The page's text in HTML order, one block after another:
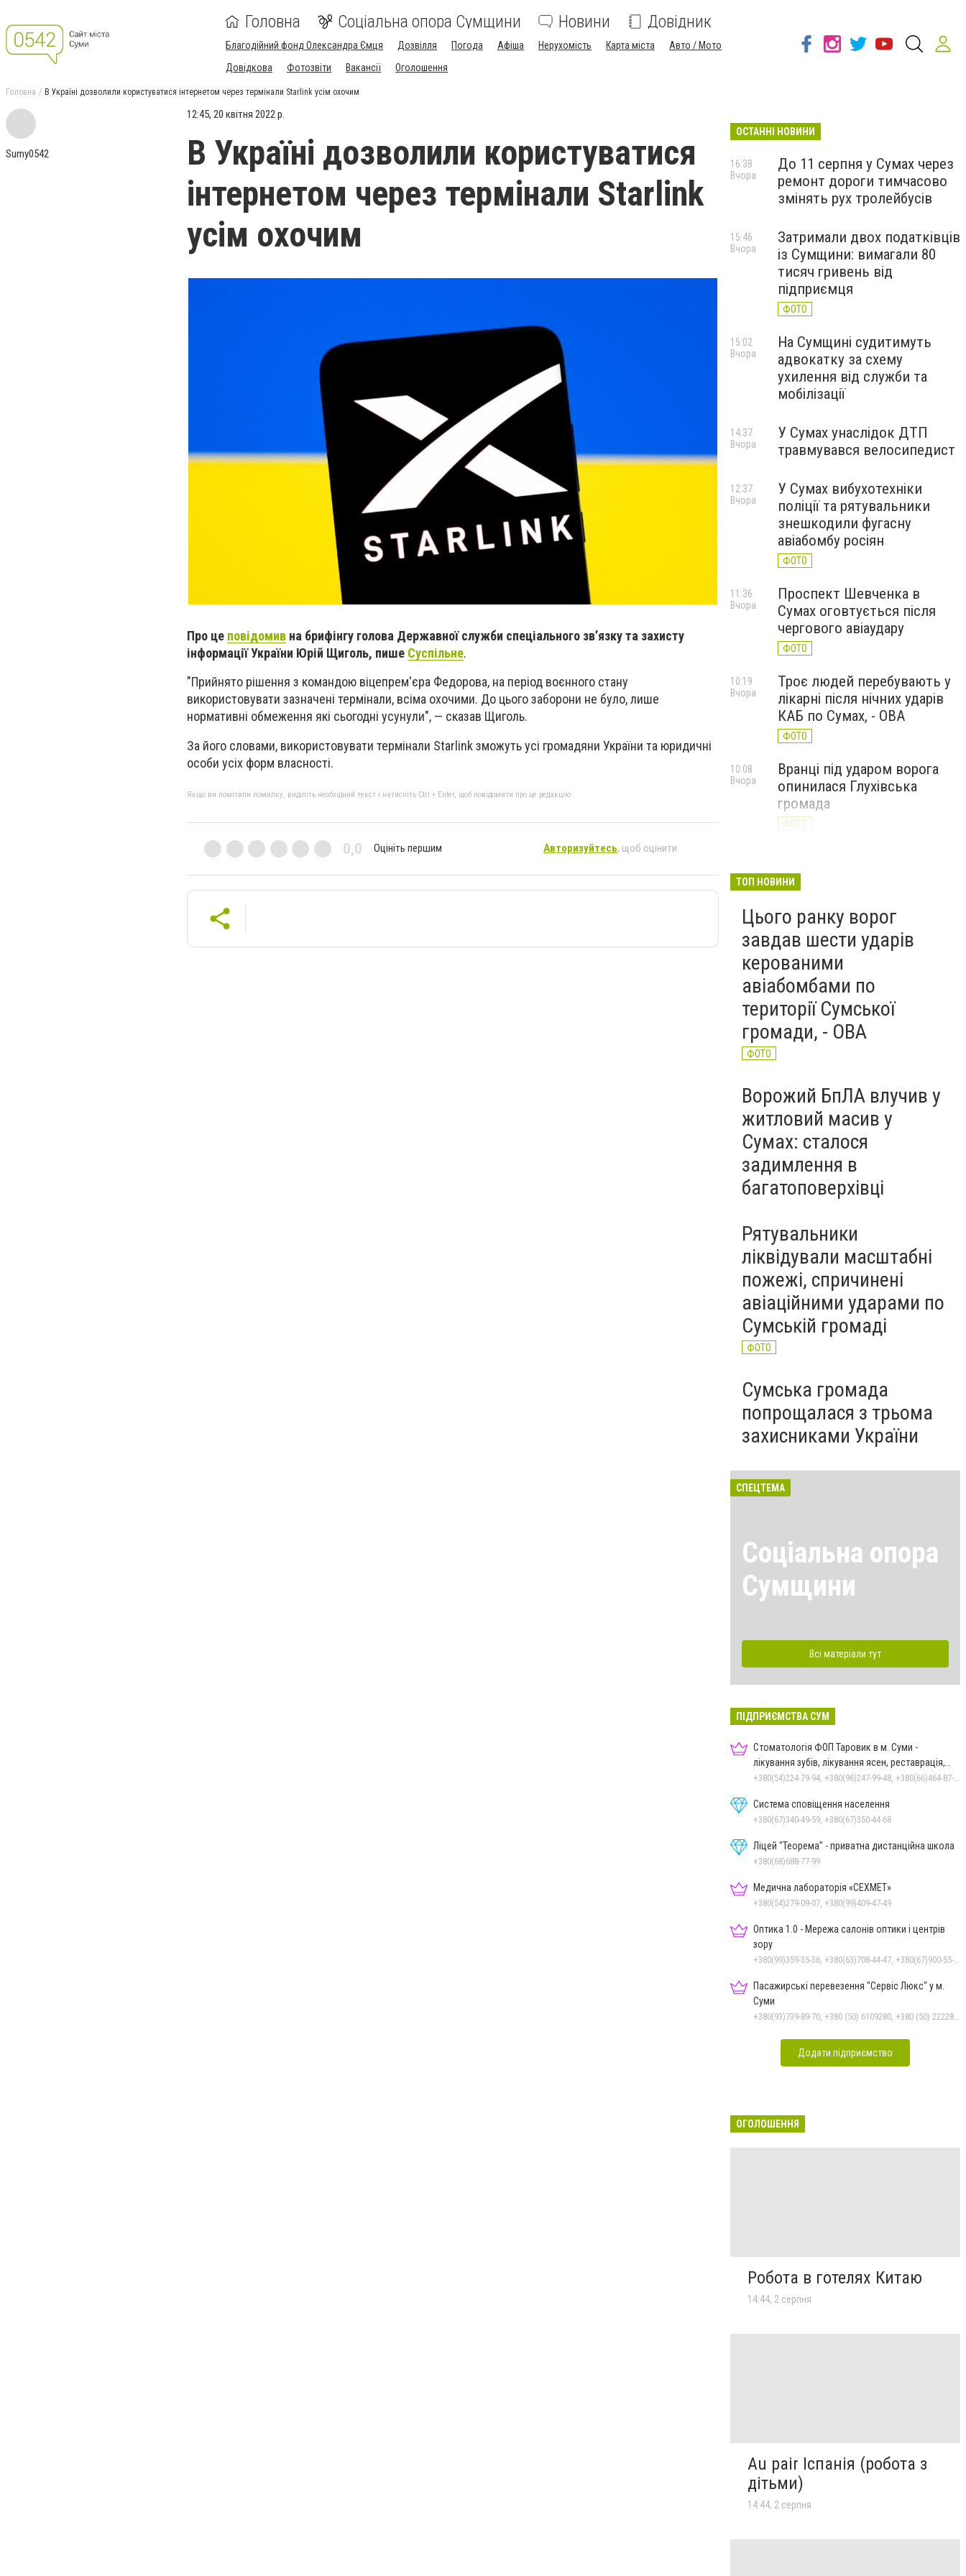
Головна Соціальна опора Сумщини Новини Довідник
Благодійний фонд Олександра Ємця Дозвілля Погода Афіша Нерухомість Карта міста
Авто / Мото
Довідкова
Фотозвіти Вакансії Оголошення
Головна В Україні дозволили користуватися інтернетом через термінали Starlink усім охочим
Sumy0542
12:45, 20 квітня 2022 р.
В Україні дозволили користуватися
інтернетом через термінали Starlink
усім охочим
Про це повідомив на брифінгу голова Державної служби спеціального зв’язку та захисту
інформації України Юрій Щиголь, пише Суспільне.
"Прийнято рішення з командою віцепрем'єра Федорова, на період воєнного стану
використовувати зазначені термінали, всіма охочими. До цього заборони не було, лише
нормативні обмеження які сьогодні усунули", — сказав Щиголь.
За його словами, використовувати термінали Starlink зможуть усі громадяни України та юридичні
особи усіх форм власності.
Якщо ви помітили помилку, виділіть необхідний текст і натисніть Ctrl + Enter, щоб повідомити про це редакцію
0,0 Оцініть першим Авторизуйтесь, щоб оцінити
ОСТАННІ НОВИНИ
До 11 серпня у Сумах через
ремонт дороги тимчасово
змінять рух тролейбусів
16:38
Вчора
Затримали двох податківців
із Сумщини: вимагали 80
тисяч гривень від
підприємця
ФОТО
15:46
Вчора
На Сумщині судитимуть
адвокатку за схему
ухилення від служби та
мобілізації
15:02
Вчора
У Сумах унаслідок ДТП
травмувався велосипедист
14:37
Вчора
У Сумах вибухотехніки
поліції та рятувальники
знешкодили фугасну
авіабомбу росіян
ФОТО
12:37
Вчора
Проспект Шевченка в
Сумах оговтується після
чергового авіаудару
ФОТО
11:36
Вчора
Троє людей перебувають у
лікарні після нічних ударів
КАБ по Сумах, - ОВА
ФОТО
10:19
Вчора
Вранці під ударом ворога
опинилася Глухівська
громада
ФОТО
10:08
Вчора
ТОП НОВИНИ
Цього ранку ворог
завдав шести ударів
керованими
авіабомбами по
території Сумської
громади, - ОВА
ФОТО
Ворожий БпЛА влучив у
житловий масив у
Сумах: сталося
задимлення в
багатоповерхівці
Рятувальники
ліквідували масштабні
пожежі, спричинені
авіаційними ударами по
Сумській громаді
ФОТО
Сумська громада
попрощалася з трьома
захисниками України
СПЕЦТЕМА
Соціальна опора
Сумщини
Всі матеріали тут
ПІДПРИЄМСТВА СУМ
Стоматологія ФОП Таровик в м. Суми -
лікування зубів, лікування ясен, реставрація,
протезування
Система сповіщення населення
+380(67)340-49-59, +380(67)350-44-68
Ліцей "Теорема" - приватна дистанційна школа
+380(68)688-77-99
Медична лабораторія «СЕХМЕТ»
+380(54)279-09-07, +380(99)409-47-49
Оптика 1.0 - Мережа салонів оптики і центрів
зору
Пасажирські перевезення "Сервіс Люкс" у м.
Суми
Додати підприємство
ОГОЛОШЕННЯ
Робота в готелях Китаю
14:44, 2 серпня
Au pair Іспанія (робота з
дітьми)
14:44, 2 серпня